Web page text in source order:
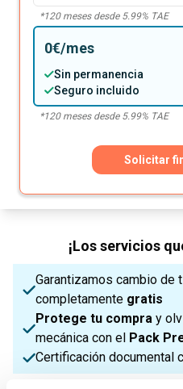
*120meses desde 5.99% TAE
0€/mes
Sin permanencia
Seguro incluido
*120meses desde 5.99% TAE
Solicitar
¡Los servicios
Garantizamos cambio de
completamente gratis
Protege tu compra y
mecánica con el Pack
Certificación documental